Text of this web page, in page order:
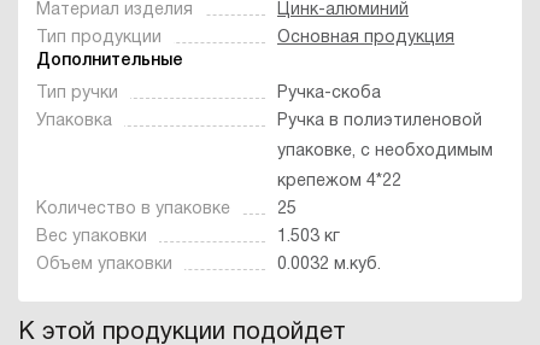
Материал изделия
Цинк-алюминий
Тип продукции
Основная продукция
Дополнительные
Тип ручки
Ручка-скоба
Упаковка
Ручка в полиэтиленовой
упаковке, с необходимым
крепежом 4*22
Количество в упаковке
25
Вес упаковки
1.503 кг
Объем упаковки
0.0032 м.куб.
К этой продукции подойдет